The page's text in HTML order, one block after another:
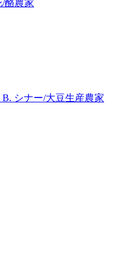
酪農家
B. シナー/大豆生産農家